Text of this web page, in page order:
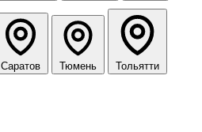
Саратов Тюмень Тольятти